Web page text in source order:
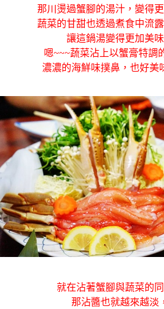
那川燙過蟹腳的湯汁，變得更
蔬菜的甘甜也透過煮食中流露
讓這鍋湯變得更加美味
嗯~~~蔬菜沾上以蟹膏特調
濃濃的海鮮味撲鼻，也好美
就在沾著蟹腳與蔬菜的同
那沾醬也就越來越淡